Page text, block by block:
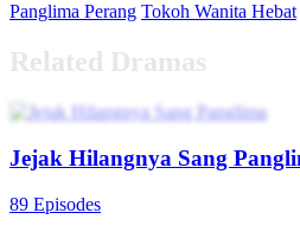
Panglima Perang Tokoh Wanita Hebat
Related Dramas
Jejak Hilangnya Sang
89 Episodes